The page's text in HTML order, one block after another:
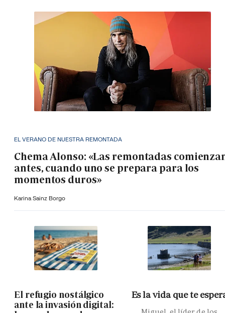
EL VERANO DE NUESTRA REMONTADA
Chema Alonso: «Las remontadas
antes, cuando uno se prepara para los
momentos duros»
Karina Sainz Borgo
El refugio nostálgico
ante la invasión digital:
Es la vida que te